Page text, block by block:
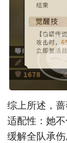
综上所述，
适配性：她
缓解全队承